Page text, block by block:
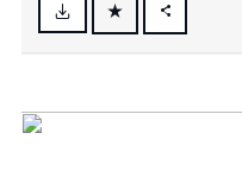
FACEBOOK
LINKEDIN